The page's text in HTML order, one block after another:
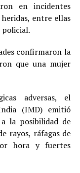
en incidentes
entre ellas
policial.
confirmaron la
que una mujer
adversas, el
(IMD) emitió
la posibilidad de
rayos, ráfagas de
hora y fuertes